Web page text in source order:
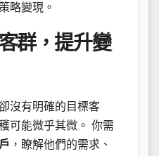
略變現。
群，提升變
沒有明確的目標客
可能微乎其微。 你需
，瞭解他們的需求、